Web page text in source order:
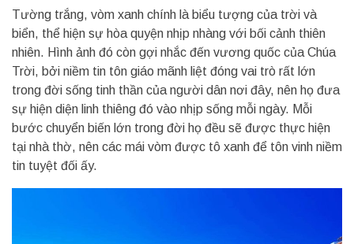
Tường trắng, vòm xanh chính là biểu tượng của trời và
biển, thể hiện sự hòa quyện nhịp nhàng với bối cảnh thiên
nhiên. Hình ảnh đó còn gợi nhắc đến vương quốc của Chúa
Trời, bởi niềm tin tôn giáo mãnh liệt đóng vai trò rất lớn
trong đời sống tinh thần của người dân nơi đây, nên họ đưa
sự hiện diện linh thiêng đó vào nhịp sống mỗi ngày. Mỗi
bước chuyển biến lớn trong đời họ đều sẽ được thực hiện
tại nhà thờ, nên các mái vòm được tô xanh để tôn vinh niềm
tin tuyệt đối ấy.